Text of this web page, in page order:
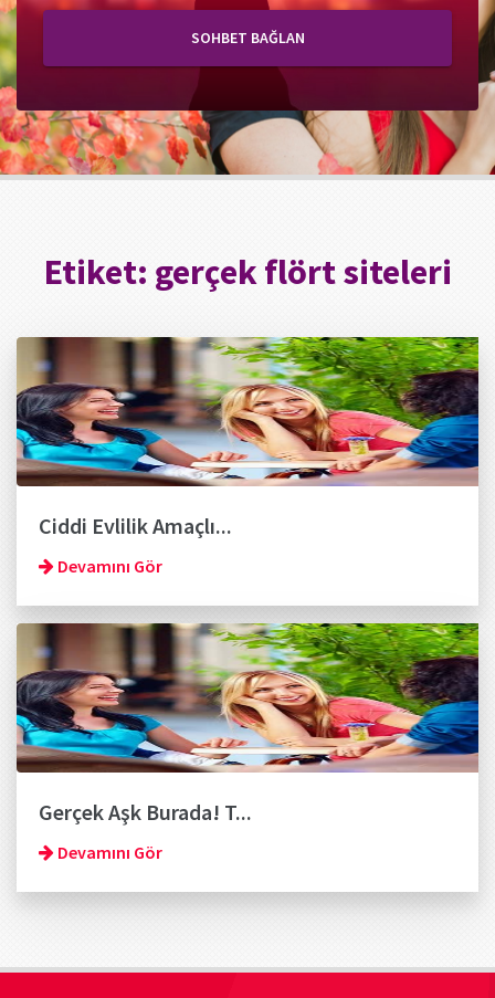
SOHBET BAĞLAN
Etiket: gerçek flört siteleri
Ciddi Evlilik Amaçlı...
Devamını Gör
Gerçek Aşk Burada! T...
Devamını Gör